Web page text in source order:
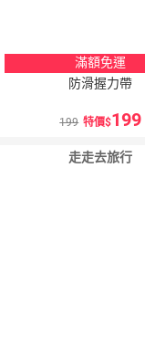
滿額免運
防滑握力帶
199 特價 199
走走去旅行